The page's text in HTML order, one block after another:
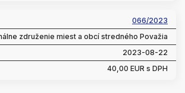
066/2023
združenie miest a obcí stredného Považia
2023-08-22
40,00 EUR s DPH